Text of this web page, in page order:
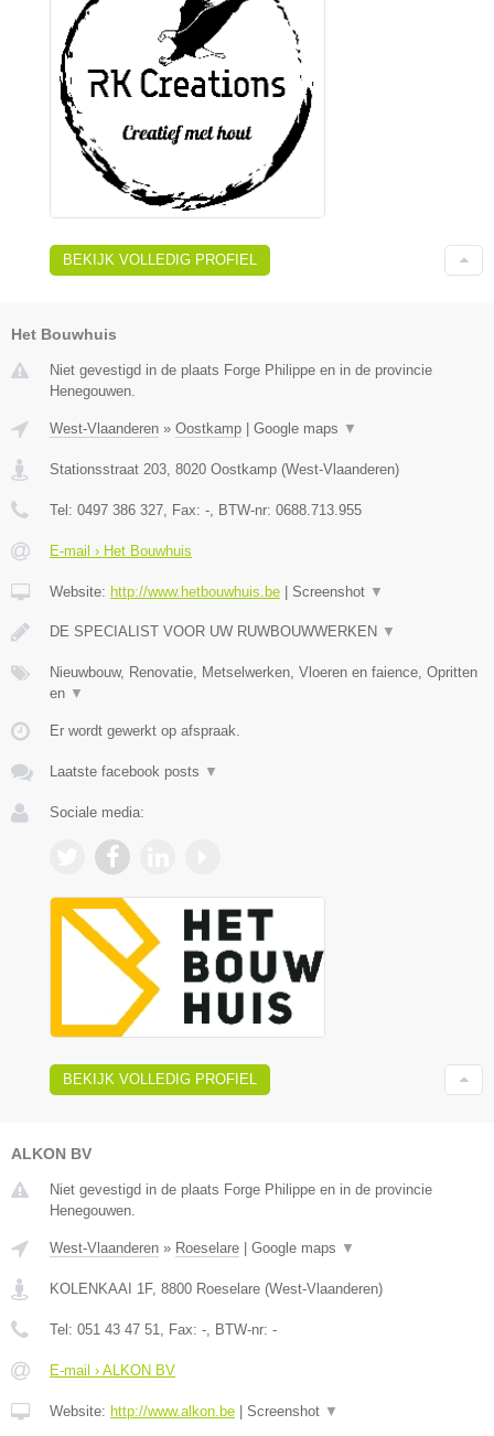
BEKIJK VOLLEDIG PROFIEL
Het Bouwhuis
Niet gevestigd in de plaats Forge Philippe en in de provincie
Henegouwen.
West-Vlaanderen » Oostkamp Google maps ▼
Stationsstraat 203, 8020 Oostkamp (West-Vlaanderen)
Tel: 0497 386 327, Fax: -, BTW-nr: 0688.713.955
E-mail › Het Bouwhuis
Website: http://www.hetbouwhuis.be Screenshot ▼
DE SPECIALIST VOOR UW RUWBOUWWERKEN ▼
Nieuwbouw, Renovatie, Metselwerken, Vloeren en faience, Opritten
en ▼
Er wordt gewerkt op afspraak.
Laatste facebook posts ▼
Sociale media:
BEKIJK VOLLEDIG PROFIEL
ALKON BV
Niet gevestigd in de plaats Forge Philippe en in de provincie
Henegouwen.
West-Vlaanderen » Roeselare Google maps ▼
KOLENKAAI 1F, 8800 Roeselare (West-Vlaanderen)
Tel: 051 43 47 51, Fax: -, BTW-nr: -
E-mail › ALKON BV
Website: http://www.alkon.be Screenshot ▼